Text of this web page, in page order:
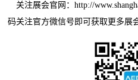
关注展会官网：http://
码关注官方微信号即可获取更多展